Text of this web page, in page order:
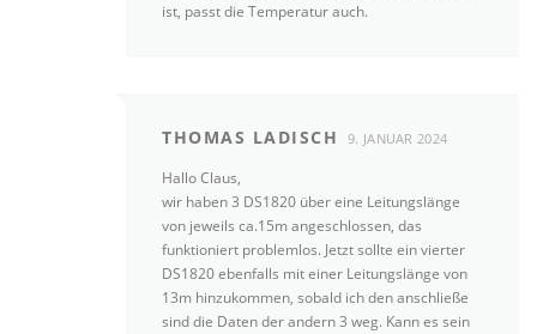
ist, passt die Temperatur auch.
THOMAS LADISCH 9. JANUAR 2024
Hallo Claus,
wir haben 3 DS1820 über eine Leitungslänge
von jeweils ca.15m angeschlossen, das
funktioniert problemlos. Jetzt sollte ein vierter
DS1820 ebenfalls mit einer Leitungslänge von
13m hinzukommen, sobald ich den anschließe
sind die Daten der andern 3 weg. Kann es sein